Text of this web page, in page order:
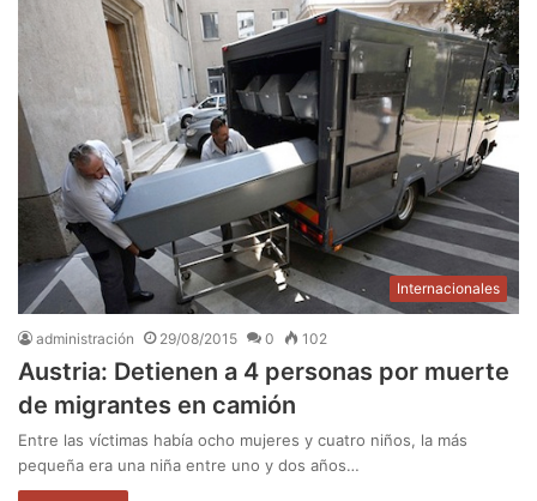
Internacionales
administración 29/08/2015 0 102
Austria: Detienen a 4 personas por muerte
de migrantes en camión
Entre las víctimas había ocho mujeres y cuatro niños, la más
pequeña era una niña entre uno y dos años…